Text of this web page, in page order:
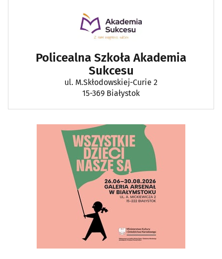
Policealna Szkoła Akademia
Sukcesu
ul. M.Skłodowskiej-Curie 2
15-369 Białystok